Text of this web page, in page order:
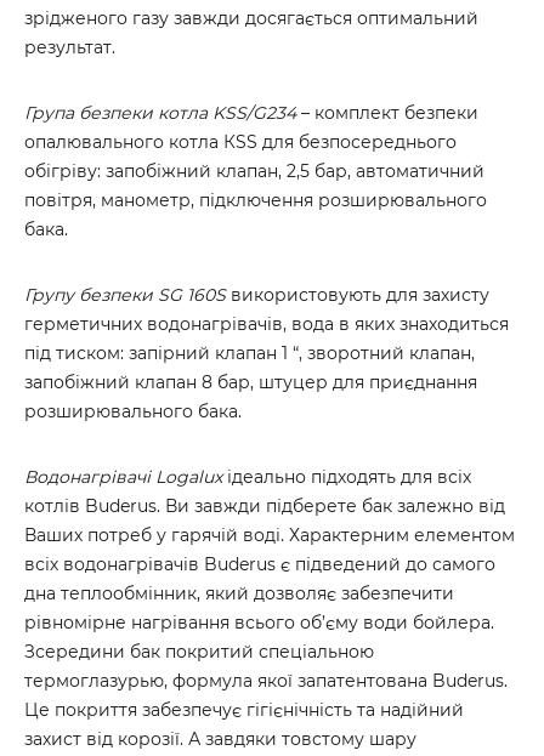
зрідженого газу завжди досягається оптимальний
результат.
Група безпеки котла KSS/G234– комплект безпеки
опалювального котла КSS для безпосереднього
обігріву: запобіжний клапан, 2,5 бар, автоматичний
повітря, манометр, підключення розширювального
бака.
Групу безпеки SG 160Sвикористовують для захисту
герметичних водонагрівачів, вода в яких знаходиться
під тиском: запірний клапан 1 “, зворотний клапан,
запобіжний клапан 8 бар, штуцер для приєднання
розширювального бака.
Водонагрівачі Logaluxідеально підходять для всіх
котлів Buderus. Ви завжди підберете бак залежно від
Ваших потреб у гарячій воді. Характерним елементом
всіх водонагрівачів Buderus є підведений до самого
дна теплообмінник, який дозволяє забезпечити
рівномірне нагрівання всього об’єму води бойлера.
Зсередини бак покритий спеціальною
термоглазурью, формула якої запатентована Buderus.
Це покриття забезпечує гігієнічність та надійний
захист від корозії. А завдяки товстому шару